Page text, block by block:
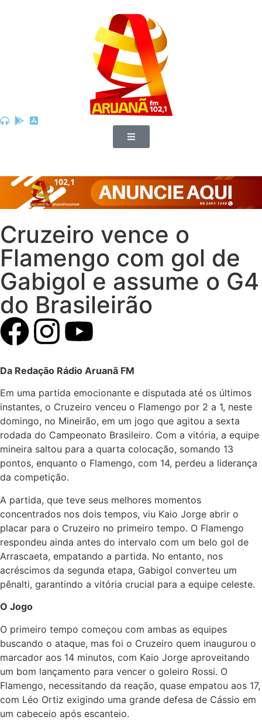
Cruzeiro vence o
Flamengo com gol de
Gabigol e assume o G4
do Brasileirão
Da Redação Rádio Aruanã FM
Em uma partida emocionante e disputada até os últimos
instantes, o Cruzeiro venceu o Flamengo por 2 a 1, neste
domingo, no Mineirão, em um jogo que agitou a sexta
rodada do Campeonato Brasileiro. Com a vitória, a equipe
mineira saltou para a quarta colocação, somando 13
pontos, enquanto o Flamengo, com 14, perdeu a liderança
da competição.
A partida, que teve seus melhores momentos
concentrados nos dois tempos, viu Kaio Jorge abrir o
placar para o Cruzeiro no primeiro tempo. O Flamengo
respondeu ainda antes do intervalo com um belo gol de
Arrascaeta, empatando a partida. No entanto, nos
acréscimos da segunda etapa, Gabigol converteu um
pênalti, garantindo a vitória crucial para a equipe celeste.
O Jogo
O primeiro tempo começou com ambas as equipes
buscando o ataque, mas foi o Cruzeiro quem inaugurou o
marcador aos 14 minutos, com Kaio Jorge aproveitando
um bom lançamento para vencer o goleiro Rossi. O
Flamengo, necessitando da reação, quase empatou aos 17,
com Léo Ortiz exigindo uma grande defesa de Cássio em
um cabeceio após escanteio.